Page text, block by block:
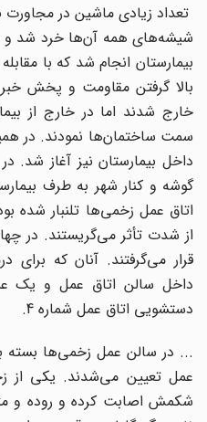
تعداد زیادى ماشین در مجاورت
شیشه‌‌هاى همه آن‌ها خرد شد
بیمارستان انجام شد که با مقابله
بالا گرفتن مقاومت و پخش خبر
خارج شدند اما در خارج از
سمت ساختمان‌‌ها نمودند. در همین
داخل بیمارستان نیز آغاز شد.
گوشه و کنار شهر به طرف
اتاق عمل زخمى‌‌ها تلنبار شده
از شدت تأثر مى‌‌گریستند. در
قرار مى‌‌گرفتند. آنان که براى
داخل سالن اتاق عمل و یک
دستشویى اتاق عمل شماره 4.
... در سالن عمل زخمى‌‌ها بسته
عمل تعیین مى‌‌شدند. یکى از
شکمش اصابت کرده و روده و